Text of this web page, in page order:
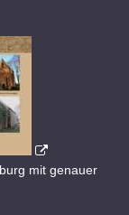
mit genauer